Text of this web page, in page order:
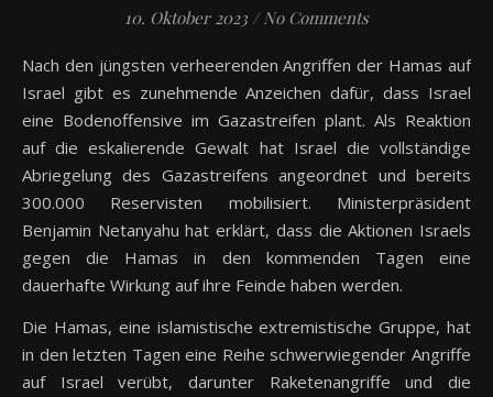
10. Oktober 2023 / No Comments
Nach den jüngsten verheerenden Angriffen der Hamas auf
Israel gibt es zunehmende Anzeichen dafür, dass Israel
eine Bodenoffensive im Gazastreifen plant. Als Reaktion
auf die eskalierende Gewalt hat Israel die vollständige
Abriegelung des Gazastreifens angeordnet und bereits
300.000 Reservisten mobilisiert. Ministerpräsident
Benjamin Netanyahu hat erklärt, dass die Aktionen Israels
gegen die Hamas in den kommenden Tagen eine
dauerhafte Wirkung auf ihre Feinde haben werden.
Die Hamas, eine islamistische extremistische Gruppe, hat
in den letzten Tagen eine Reihe schwerwiegender Angriffe
auf Israel verübt, darunter Raketenangriffe und die